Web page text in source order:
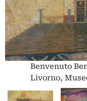
Benvenuto
Livorno,